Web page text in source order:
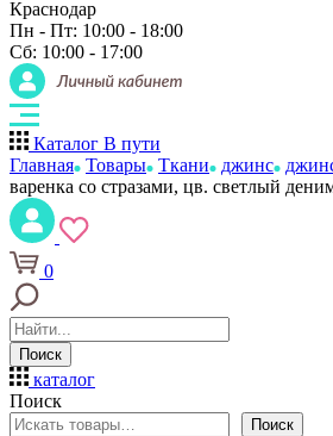
Краснодар
Пн - Пт: 10:00 - 18:00
Сб: 10:00 - 17:00
Каталог В пути
Главная Товары Ткани джинс
варенка со стразами, цв. светлый
0
Поиск
каталог
Поиск
Поиск